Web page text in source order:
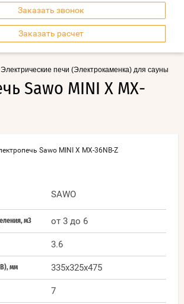
Заказать звонок
Заказать расчет
Электрические печи (Электрокаменка) для сауны
Sawo MINI X MX-
SAWO
м3 от 3 до 6
3.6
мм 335x325x475
7